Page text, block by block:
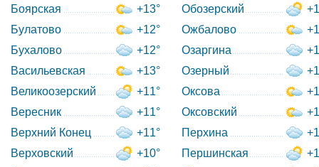
Боярская
+13°
Булатово
+12°
Бухалово
+12°
Васильевская
+13°
Великоозерский
+11°
Вересник
+11°
Верхний Конец
+11°
Верховский
+10°
Обозерский
Ожбалово
Озаргина
Озерный
Оксова
Оксовский
Перхина
Першинская